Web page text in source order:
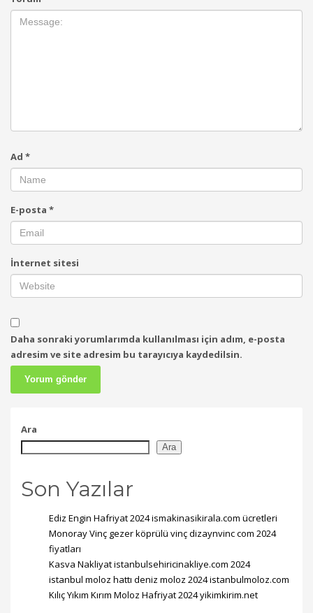
Ad *
E-posta *
İnternet sitesi
Daha sonraki yorumlarımda kullanılması için adım, e-posta
adresim ve site adresim bu tarayıcıya kaydedilsin.
Ara
Ara
Son Yazılar
Ediz Engin Hafriyat 2024 ismakinasikirala.com ücretleri
Monoray Vinç gezer köprülü vinç dizaynvinc com 2024
fiyatları
Kasva Nakliyat istanbulsehiricinakliye.com 2024
istanbul moloz hattı deniz moloz 2024 istanbulmoloz.com
Kılıç Yıkım Kırım Moloz Hafriyat 2024 yikimkirim.net